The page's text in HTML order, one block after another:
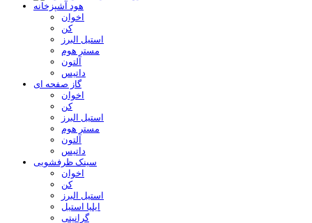
هود آشپزخانه
اخوان
کن
استیل البرز
مستر هوم
آلتون
داتیس
گاز صفحه ای
اخوان
کن
استیل البرز
مستر هوم
آلتون
داتیس
سینک ظرفشویی
اخوان
کن
استیل البرز
ایلیا استیل
گرانیتی